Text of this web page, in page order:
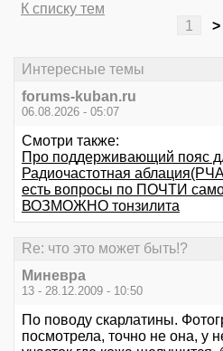
К списку тем
1
>
Интересные темы
forums-kuban.ru
06.08.2026 - 05:07
Смотри также:
Про поддерживающий пояс
Радиочастотная
есть вопросы по ПОЧТИ
ВОЗМОЖНО тонзилита
Re: что это может быть!?
Миневра
13 - 28.12.2009 - 10:50
По поводу скарлатины.
посмотрела, точно не она, у